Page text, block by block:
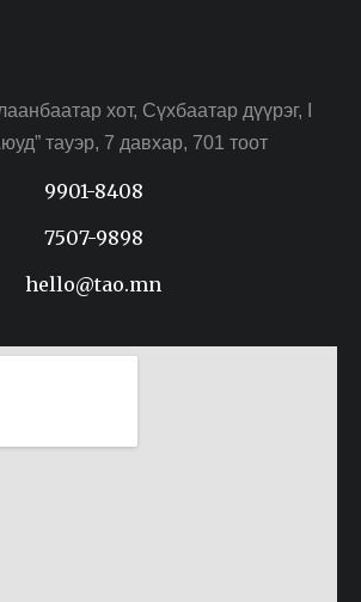
хот, Сүхбаатар дүүрэг, I
тауэр, 7 давхар, 701 тоот
9901-8408
7507-9898
hello@tao.mn